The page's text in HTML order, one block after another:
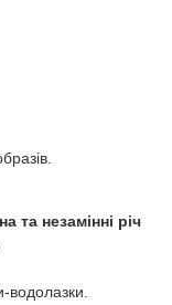
та незамінні річ